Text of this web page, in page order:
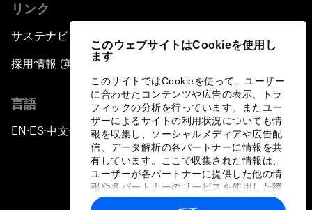
このウェブサイトはCookieを使用し
ます
このサイトではCookieを使って、ユーザー
に合わせたコンテンツや広告の表示、トラ
フィックの分析を行っています。またユー
ザーによるサイトの利用状況についても情
報を収集し、ソーシャルメディアや広告配
信、データ解析の各パートナーに情報を共
有しています。ここで収集された情報は、
ユーザーが各パートナーに提供した他の情
報や各パートナーのサービスを使用した際
に収集された情報と組み合わされ、各パー
リンク
サステナビリティへの取り組み
採用情報 (英語のみ)
言語
EN ▪ES▪中文▪ 日本語